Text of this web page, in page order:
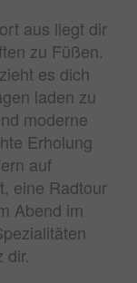
aus liegt dir
zu Füßen.
es dich
laden zu
moderne
Erholung
auf
eine Radtour
Abend im
dir.